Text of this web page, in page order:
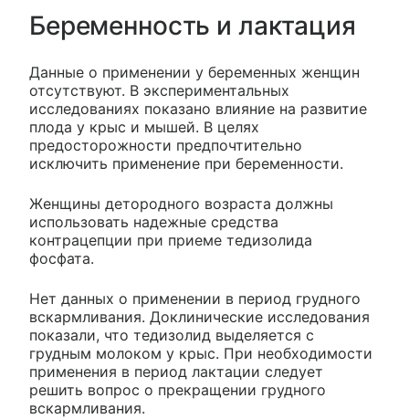
Беременность и лактация
Данные о применении у беременных женщин
отсутствуют. В экспериментальных
исследованиях показано влияние на развитие
плода у крыс и мышей. В целях
предосторожности предпочтительно
исключить применение при беременности.
Женщины детородного возраста должны
использовать надежные средства
контрацепции при приеме тедизолида
фосфата.
Нет данных о применении в период грудного
вскармливания. Доклинические исследования
показали, что тедизолид выделяется с
грудным молоком у крыс. При необходимости
применения в период лактации следует
решить вопрос о прекращении грудного
вскармливания.